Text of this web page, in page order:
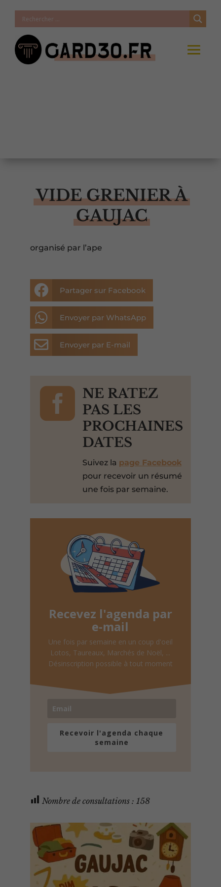
VIDE GRENIER À
GAUJAC
organisé par l’ape
 Partager sur Facebook
 Envoyer par WhatsApp
 Envoyer par E-mail

NE RATEZ
PAS LES
PROCHAINES
DATES
Suivez la page Facebook
pour recevoir un résumé
une fois par semaine.
Recevez l'agenda par
e-mail
Une fois par semaine en un coup d'oeil
Lotos, Taureaux, Marchés de Noël, ...
Désinscription possible à tout moment
Recevoir l'agenda chaque
semaine
Nombre de consultations : 158